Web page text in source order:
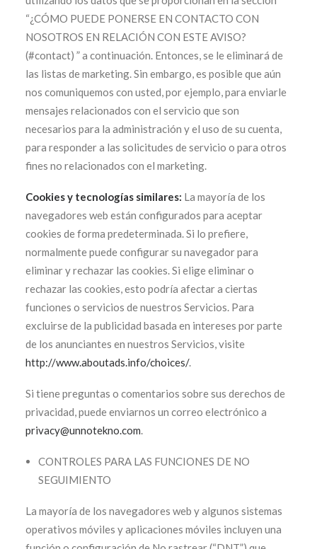
“¿CÓMO PUEDE PONERSE EN CONTACTO CON
NOSOTROS EN RELACIÓN CON ESTE AVISO?
(#contact) ” a continuación. Entonces, se le eliminará de
las listas de marketing. Sin embargo, es posible que aún
nos comuniquemos con usted, por ejemplo, para enviarle
mensajes relacionados con el servicio que son
necesarios para la administración y el uso de su cuenta,
para responder a las solicitudes de servicio o para otros
fines no relacionados con el marketing.
Cookies y tecnologías similares: La mayoría de los
navegadores web están configurados para aceptar
cookies de forma predeterminada. Si lo prefiere,
normalmente puede configurar su navegador para
eliminar y rechazar las cookies. Si elige eliminar o
rechazar las cookies, esto podría afectar a ciertas
funciones o servicios de nuestros Servicios. Para
excluirse de la publicidad basada en intereses por parte
de los anunciantes en nuestros Servicios, visite
http://www.aboutads.info/choices/.
Si tiene preguntas o comentarios sobre sus derechos de
privacidad, puede enviarnos un correo electrónico a
privacy@unnotekno.com.
CONTROLES PARA LAS FUNCIONES DE NO
SEGUIMIENTO
La mayoría de los navegadores web y algunos sistemas
operativos móviles y aplicaciones móviles incluyen una